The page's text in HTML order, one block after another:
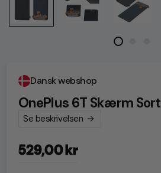
Dansk webshop
OnePlus 6T Skærm Sort
Se beskrivelsen
Normalpris
529,00 kr